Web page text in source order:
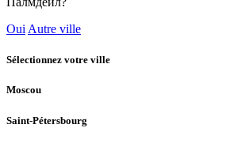
Oui Autre ville
Sélectionnez votre ville
Moscou
Saint-Pétersbourg